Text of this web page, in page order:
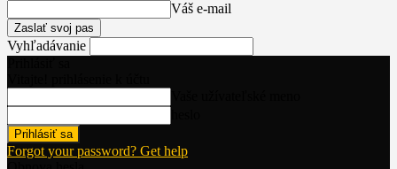
Váš e-mail
Vyhľadávanie
Forgot your password? Get help